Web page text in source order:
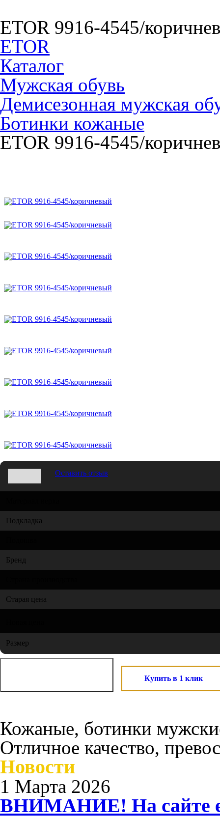
ETOR 9916-4545/
ETOR
Каталог
Мужская обувь
Демисезонная мужская
Ботинки кожаные
ETOR 9916-4545/
Оставить отзыв
Подкладка
Бренд
Старая цена
Размер
Купить в 1 клик
Кожаные, ботинки
Отличное качество,
Новости
1 Марта 2026
ВНИМАНИЕ! На сайте